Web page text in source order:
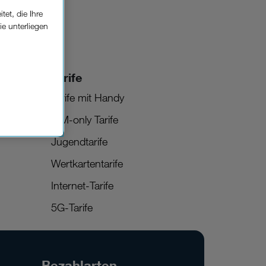
Tarife
Tarife mit Handy
SIM-only Tarife
Jugendtarife
Wertkartentarife
Internet-Tarife
5G-Tarife
die Ihre
unterliegen
die